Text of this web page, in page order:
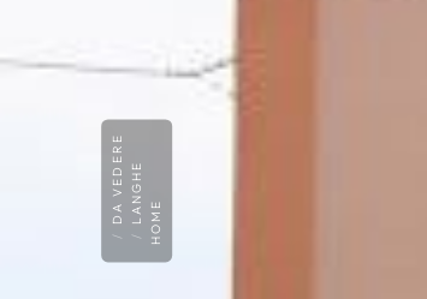
HOME
LANGHE
DA VEDERE